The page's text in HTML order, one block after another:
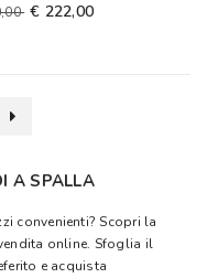
€ 222,00
A SPALLA
convenienti? Scopri la
online. Sfoglia il
e acquista